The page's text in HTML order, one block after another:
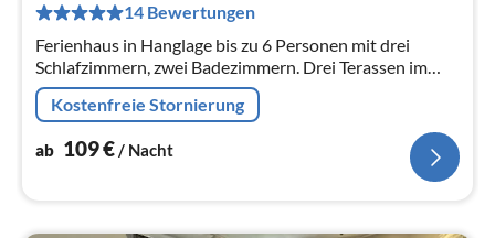
14 Bewertungen
Ferienhaus in Hanglage bis zu 6 Personen mit drei
Schlafzimmern, zwei Badezimmern. Drei Terassen im
Blumengarten. Kaminofen für behagliche Wintertage.
Grill für gemütliche Abende.
Kostenfreie Stornierung
ab 109€/ Nacht